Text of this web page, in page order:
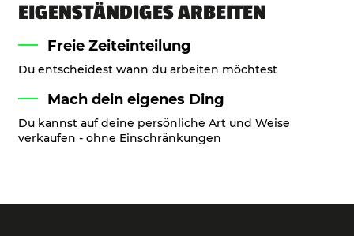
EIGENSTÄNDIGES ARBEITEN
Freie Zeiteinteilung
Du entscheidest wann du arbeiten möchtest
Mach dein eigenes Ding
Du kannst auf deine persönliche Art und Weise
verkaufen - ohne Einschränkungen